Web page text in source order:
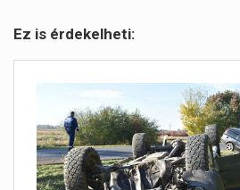
Ez is érdekelheti: